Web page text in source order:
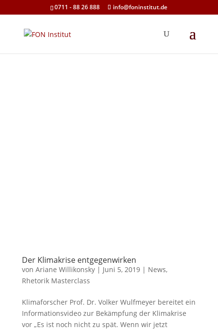
0711 - 88 26 888 info@foninstitut.de
Der Klimakrise entgegenwirken
von Ariane Willikonsky| Juni 5, 2019| News,
Rhetorik Masterclass
Klimaforscher Prof. Dr. Volker Wulfmeyer bereitet ein
Informationsvideo zur Bekämpfung der Klimakrise
vor „Es ist noch nicht zu spät. Wenn wir jetzt